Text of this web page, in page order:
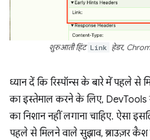
शुरुआती हिंट Link हेडर,
ध्यान दें कि रिस्पॉन्स के बारे में पहले से
का इस्तेमाल करने के लिए, DevTools
का निशान नहीं लगाना चाहिए. ऐसा
पहले से मिलने वाले सुझाव, ब्राउज़र कैश